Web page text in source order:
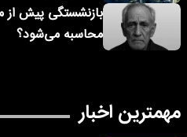
بازنشستگی پیش از
محاسبه می‌شود؟
مهمترین اخبار